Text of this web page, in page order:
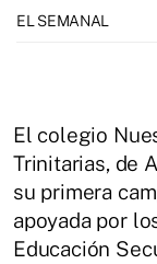
EL SEMANAL
El colegio
Trinitarias, de
su primera
apoyada por
Educación